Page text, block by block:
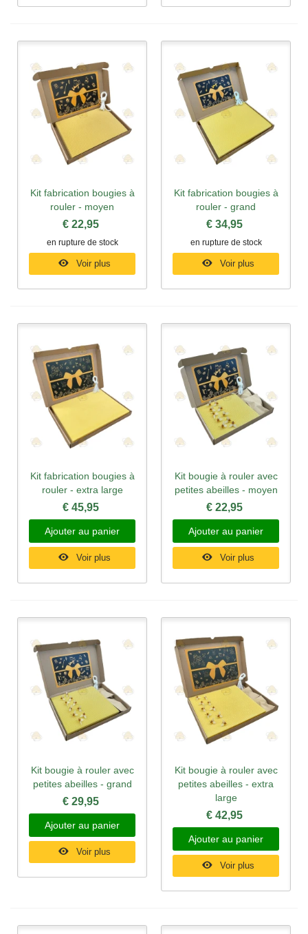
Kit fabrication bougies à
rouler - moyen
€ 22,95
en rupture de stock
Voir plus
Kit fabrication bougies à
rouler - grand
€ 34,95
en rupture de stock
Voir plus
Kit fabrication bougies à
rouler - extra large
€ 45,95
Ajouter au panier
Voir plus
Kit bougie à rouler avec
petites abeilles - moyen
€ 22,95
Ajouter au panier
Voir plus
Kit bougie à rouler avec
petites abeilles - grand
€ 29,95
Ajouter au panier
Voir plus
Kit bougie à rouler avec
petites abeilles - extra
large
€ 42,95
Ajouter au panier
Voir plus